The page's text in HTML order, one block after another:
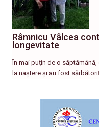
Râmnicu Vâlcea
longevitate
În mai puțin de o
la naștere și au fost